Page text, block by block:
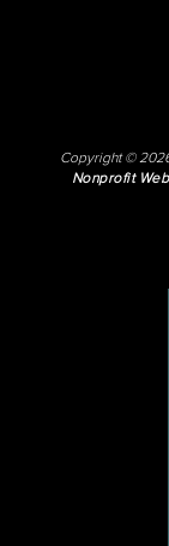
Copyright ©
Nonprofit